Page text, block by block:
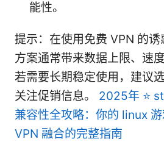
能性。
提示：在使用免费 VPN 的
方案通常带来数据上限、速
若需要长期稳定使用，建议
关注促销信息。 2025年 ⭐
兼容性全攻略：你的 linux
VPN 融合的完整指南